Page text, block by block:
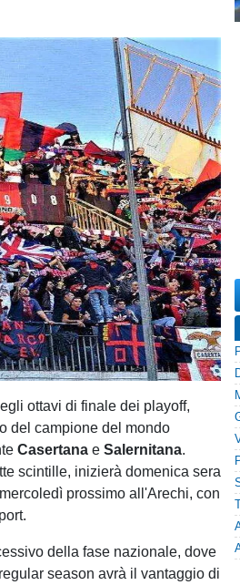
ottavi di finale dei playoff,
del campione del mondo
CasertanaeSalernitana.
scintille, inizierà domenica sera
prossimo all'Arechi, con
della fase nazionale, dove
season avrà il vantaggio di